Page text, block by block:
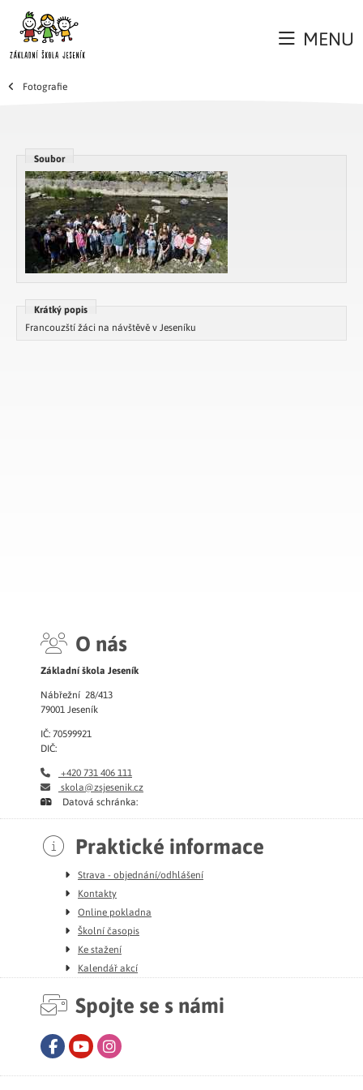
MENU
Fotografie
Soubor
Krátký popis
Francouzští žáci na návštěvě v Jeseníku
O nás
Základní škola Jeseník
Nábřežní 28/413
79001 Jeseník
IČ: 70599921
DIČ:
+420 731 406 111
skola@zsjesenik.cz
Datová schránka:
Praktické informace
Strava - objednání/odhlášení
Kontakty
Online pokladna
Školní časopis
Ke stažení
Kalendář akcí
Spojte se s námi
FacebookYoutube